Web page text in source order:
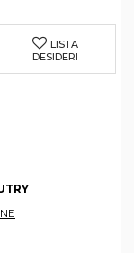
LISTA
DESIDERI